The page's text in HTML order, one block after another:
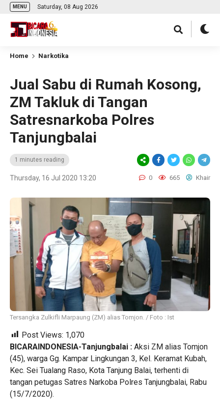
MENU Saturday, 08 Aug 2026
Home Narkotika
Jual Sabu di Rumah Kosong,
ZM Takluk di Tangan
Satresnarkoba Polres
Tanjungbalai
1 minutes reading
Thursday, 16 Jul 2020 13:20 0 665 Khair
Tersangka Zulkifli Marpaung (ZM) alias Tomjon. / Foto : Ist
Post Views: 1,070
BICARAINDONESIA-Tanjungbalai : Aksi ZM alias Tomjon
(45), warga Gg. Kampar Lingkungan 3, Kel. Keramat Kubah,
Kec. Sei Tualang Raso, Kota Tanjung Balai, terhenti di
tangan petugas Satres Narkoba Polres Tanjungbalai, Rabu
(15/7/2020).